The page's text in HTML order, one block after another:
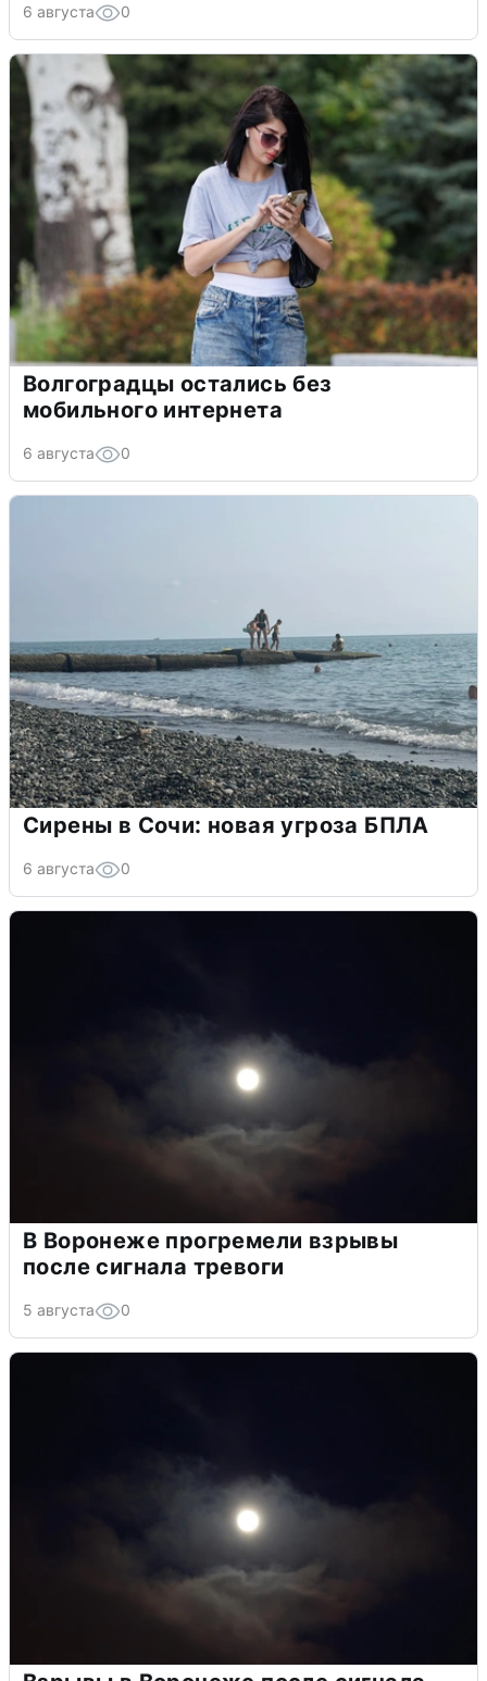
6 августа 0
Волгоградцы остались без
мобильного интернета
6 августа 0
Сирены в Сочи: новая угроза БПЛА
6 августа 0
В Воронеже прогремели взрывы
после сигнала тревоги
5 августа 0